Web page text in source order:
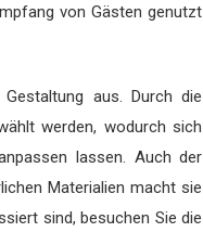
von Gästen genutzt
aus. Durch die
werden, wodurch sich
lassen. Auch der
Materialien macht sie
sind, besuchen Sie die